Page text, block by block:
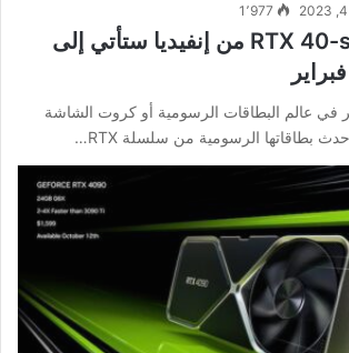
1٬977
بطاقات RTX 40-series من إنفيديا ستأتي إلى
في عالم البطاقات الرسومية أو كروت الشاشة